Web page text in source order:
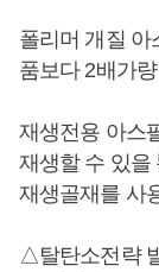
폴리머 개질 아
품보다 2배가
재생전용 아스
재생할 수 있을
재생골재를 사
△탈탄소전략